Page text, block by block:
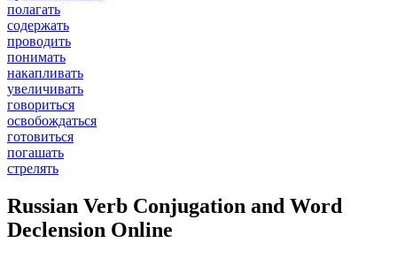
полагать
содержать
проводить
понимать
накапливать
увеличивать
говориться
освобождаться
готовиться
погашать
стрелять
Russian Verb Conjugation and Word
Declension Online